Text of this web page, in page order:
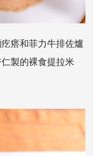
瘩和菲力牛排佐爐
製的裸食提拉米